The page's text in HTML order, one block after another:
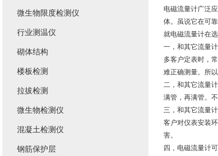
电磁流量计广泛
体。虽说它在可
就电磁流量计在
一，和其它流量
多客户定表时，
难正确测量。所
二，和其它流量
满管，再满管。
三，和其它流量
客户对仪表安装
害。
四，电磁流量计
微生物限度检测仪
行业测温仪
砌体结构
楼板检测
拉拔检测
微生物检测仪
混凝土检测仪
钢筋保护层